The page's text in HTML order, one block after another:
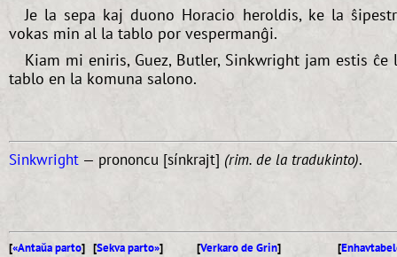
Je la sepa kaj duono Horacio heroldis, ke la
vokas min al la tablo por vespermanĝi.
Kiam mi eniris, Guez, Butler, Sinkwright jam estis ĉe
tablo en la komuna salono.
Sinkwright — prononcu [sínkrajt] (rim. de la tradukinto).
[«Antaŭa parto] [Sekva parto»] [Verkaro de Grin] [